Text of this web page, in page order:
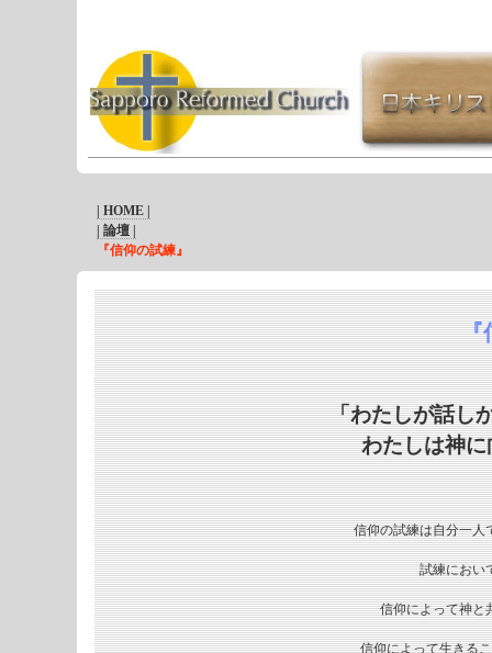
| HOME |
| 論壇 |
『信仰の試練』
『
「わたしが話し
わたしは神に
信仰の試練は自分一人
試練におい
信仰によって神と
信仰によって生きる